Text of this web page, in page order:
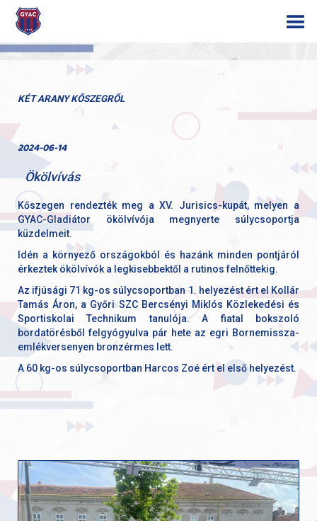
KÉT ARANY KŐSZEGRŐL
2024-06-14
Ökölvívás
Kőszegen rendezték meg a XV. Jurisics-kupát, melyen a
GYAC-Gladiátor ökölvívója megnyerte súlycsoportja
küzdelmeit.
Idén a környező országokból és hazánk minden pontjáról
érkeztek ökölvívók a legkisebbektől a rutinos felnőttekig.
Az ifjúsági 71 kg-os súlycsoportban 1. helyezést ért el Kollár
Tamás Áron, a Győri SZC Bercsényi Miklós Közlekedési és
Sportiskolai Technikum tanulója. A fiatal bokszoló
bordatörésből felgyógyulva pár hete az egri Bornemissza-
emlékversenyen bronzérmes lett.
A 60 kg-os súlycsoportban Harcos Zoé ért el első helyezést.